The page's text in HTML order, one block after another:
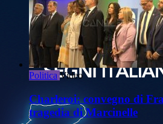
Politica Video
Charleroi: convegno di
tragedia di Marcinelle